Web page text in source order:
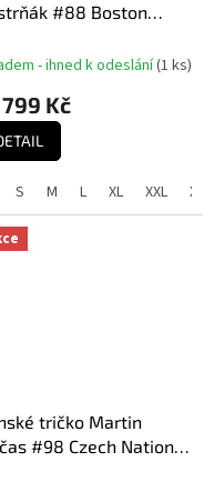
#88 Boston
(Boston Bruins
- ihned k odeslání(1 ks)
799 Kč
S M L XL XXL
tričko Martin
#98 Czech National